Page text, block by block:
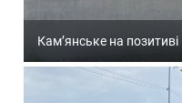
Кам’янське на позитиві